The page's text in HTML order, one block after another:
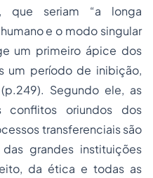
que seriam “a longa
e o modo singular
um primeiro ápice dos
um período de inibição,
Segundo ele, as
conflitos oriundos dos
transferenciais são
grandes instituições
da ética e todas as